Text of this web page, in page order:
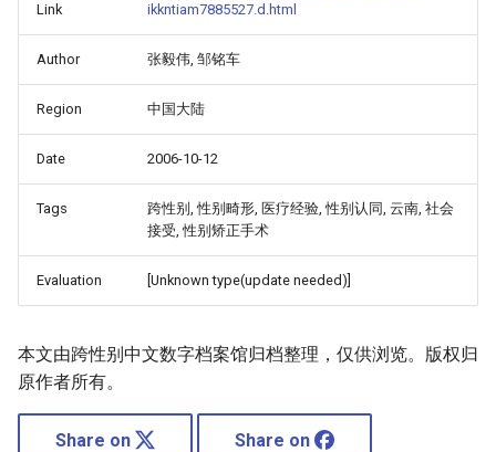
Link
ikkntiam7885527.d.html
Author 张毅伟, 邹铭车
Region 中国大陆
Date 2006-10-12
Tags
跨性别, 性别畸形, 医疗经验, 性别认同, 云南, 社会
接受, 性别矫正手术
Evaluation [Unknown type(update needed)]
本文由跨性别中文数字档案馆归档整理，仅供浏览。版权归
原作者所有。
Share on Share on